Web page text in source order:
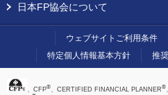
日本FP協会について
ウェブサイトご利用条件
特定個人情報基本方針
推
、CFP® 、CERTIFIED FINANCIAL PLANNER®